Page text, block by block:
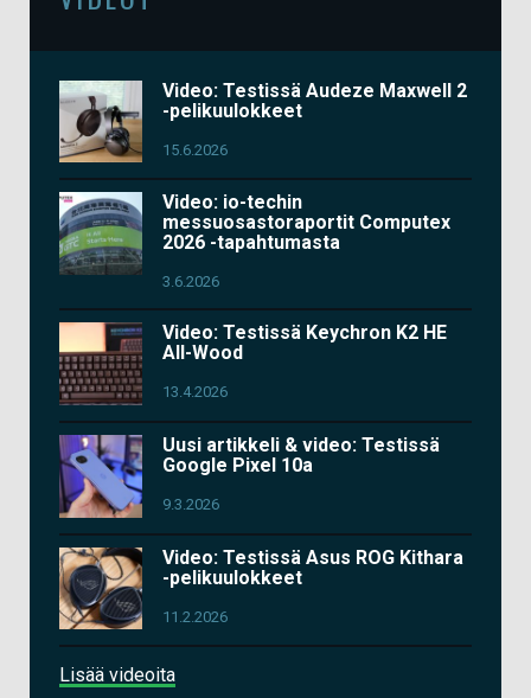
Video: Testissä Audeze Maxwell 2
-pelikuulokkeet
15.6.2026
Video: io-techin
messuosastoraportit Computex
2026 -tapahtumasta
3.6.2026
Video: Testissä Keychron K2 HE
All-Wood
13.4.2026
Uusi artikkeli & video: Testissä
Google Pixel 10a
9.3.2026
Video: Testissä Asus ROG Kithara
-pelikuulokkeet
11.2.2026
Lisää videoita